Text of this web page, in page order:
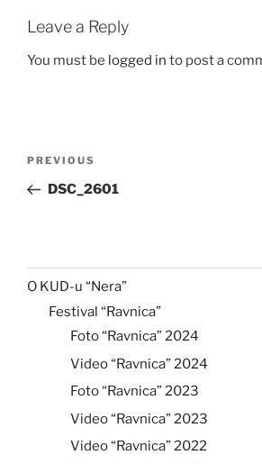
Leave a Reply
You must be logged in to post a
Previous
Post
PREVIOUS
DSC_2601
O KUD-u “Nera”
Festival “Ravnica”
Foto “Ravnica” 2024
Video “Ravnica” 2024
Foto “Ravnica” 2023
Video “Ravnica” 2023
Video “Ravnica” 2022